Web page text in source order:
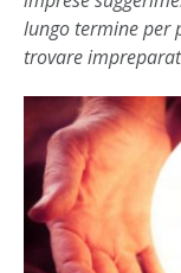
lungo termine per
trovare